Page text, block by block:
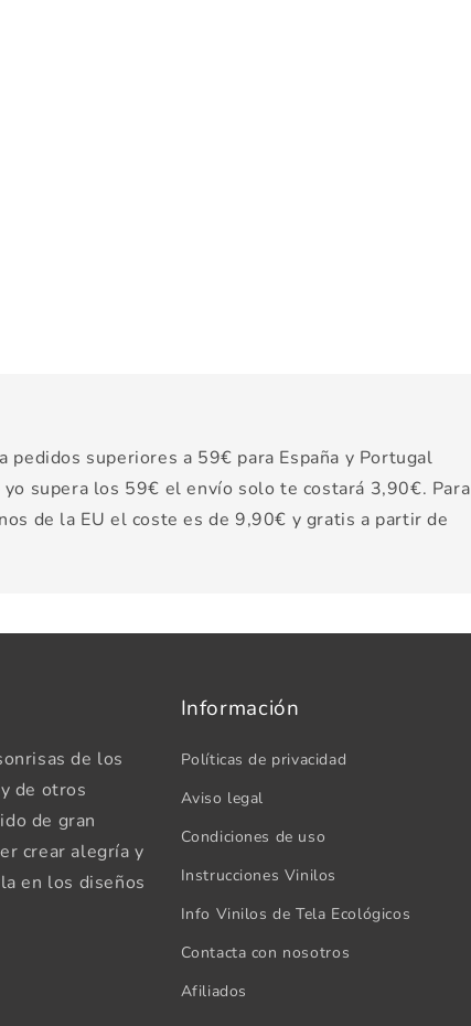
pedidos superiores a 59€ para España y Portugal
yo supera los 59€ el envío solo te costará 3,90€. Para
de la EU el coste es de 9,90€ y gratis a partir de
de los
de otros
de gran
crear alegría y
en los diseños
Información
Políticas de privacidad
Aviso legal
Condiciones de uso
Instrucciones Vinilos
Info Vinilos de Tela Ecológicos
Contacta con nosotros
Afiliados